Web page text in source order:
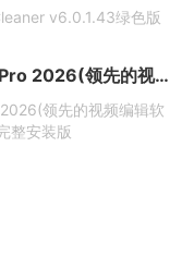
v6.0.1.43绿色版
Adobe Premiere Pro 2026(领先的视频编辑软件) v26.0.2.2 免激活完整安装版
领先的视频编辑软
整安装版